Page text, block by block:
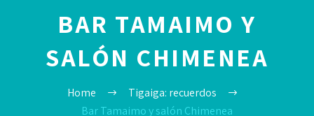
BAR TAMAIMO Y
SALÓN CHIMENEA
Home
Tigaiga: recuerdos
Bar Tamaimo y salón Chimenea